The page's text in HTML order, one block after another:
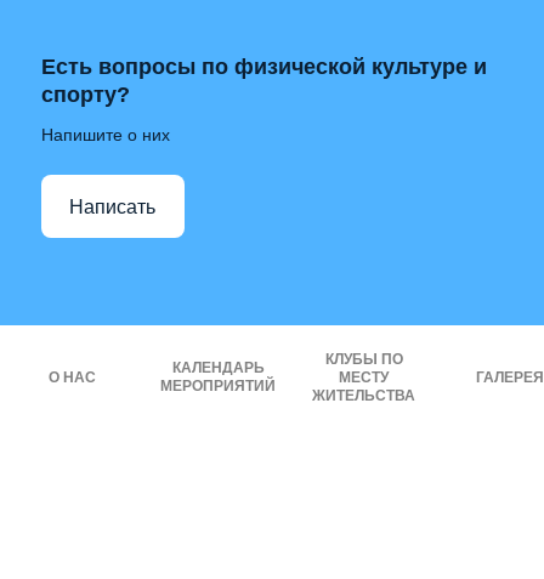
Есть вопросы по физической культуре и
спорту?
Напишите о них
Написать
О НАС
КАЛЕНДАРЬ
МЕРОПРИЯТИЙ
КЛУБЫ ПО
МЕСТУ
ЖИТЕЛЬСТВА
ГАЛЕРЕЯ